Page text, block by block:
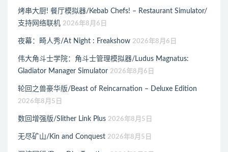
烤串大厨! 餐厅模拟器/Kebab Chefs! – Restaurant Simulator/
支持网络联机 2026年8月6日
夜幕：畸人秀/At Night : Freakshow 2026年8月6日
伟大角斗士学院：角斗士管理模拟器/Ludus Magnatus:
Gladiator Manager Simulator 2026年8月6日
轮回之兽豪华版/Beast of Reincarnation – Deluxe Edition
2026年8月5日
数回增强版/Slither Link Plus 2026年8月5日
无尽矿山/Kin and Conquest 2026年8月5日